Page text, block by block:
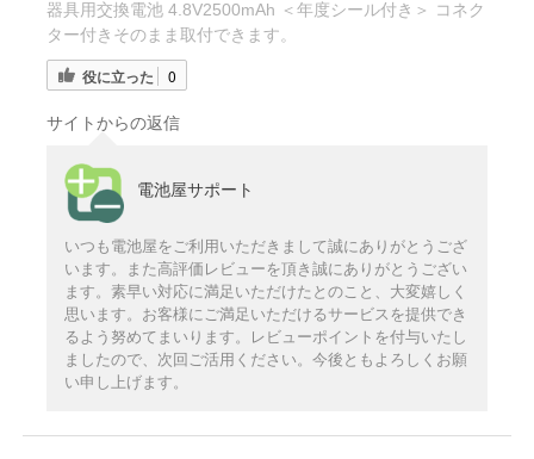
器具用交換電池 4.8V2500mAh ＜年度シール付き＞ コネク
ター付きそのまま取付できます。
役に立った 0
サイトからの返信
電池屋サポート
いつも電池屋をご利用いただきまして誠にありがとうござ
います。また高評価レビューを頂き誠にありがとうござい
ます。素早い対応に満足いただけたとのこと、大変嬉しく
思います。お客様にご満足いただけるサービスを提供でき
るよう努めてまいります。レビューポイントを付与いたし
ましたので、次回ご活用ください。今後ともよろしくお願
い申し上げます。